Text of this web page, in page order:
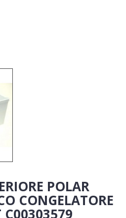
POLAR
CONGELATORE
C00303579